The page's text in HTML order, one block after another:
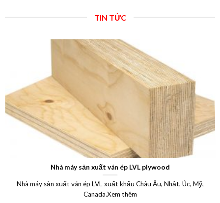
TIN TỨC
Nhà máy sản xuất ván ép LVL plywood
Nhà máy sản xuất ván ép LVL xuất khẩu Châu Âu, Nhật, Úc, Mỹ,
Canada.Xem thêm